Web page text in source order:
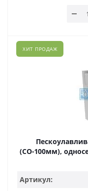
ХИТ ПРОДАЖ
(СО-100мм),
Артикул: